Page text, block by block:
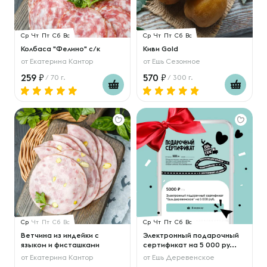
Ср Чт Пт Сб Вс
Колбаса "Фелино" с/к
от Екатерина Кантор
259 / 70 г.
Ср Чт Пт Сб Вс
Киви Gold
от Ешь Сезонное
570 / 300 г.
Ср Чт Пт Сб Вс
Ветчина из индейки с
языком и фисташками
от Екатерина Кантор
Ср Чт Пт Сб Вс
Электронный подарочный
сертификат на 5 000 ру...
от Ешь Деревенское